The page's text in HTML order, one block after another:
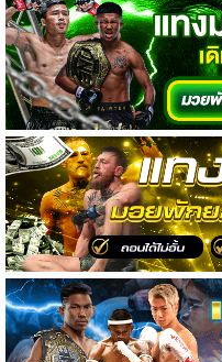
วิเคราะห์
บอล
วิเคราะห์
NFL
วิเคราะห์
NBA
ทีเด็ด
บอล